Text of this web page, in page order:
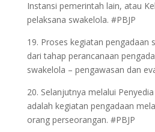
Instansi pemerintah lain, atau
pelaksana swakelola. #PBJP
19. Proses kegiatan pengadaan
dari tahap perancanaan
swakelola – pengawasan dan
20. Selanjutnya melalui
adalah kegiatan pengadaan
orang perseorangan. #PBJP